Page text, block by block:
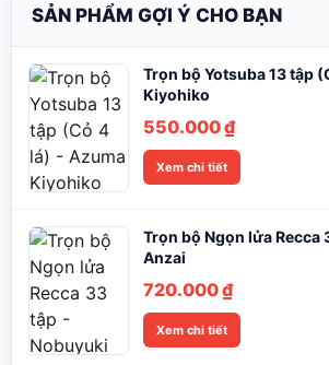
SẢN PHẨM GỢI Ý CHO BẠN
Trọn bộ Yotsuba 13 tập
Kiyohiko
550.000₫
Xem chi tiết
Trọn bộ Ngọn lửa Recca
Anzai
720.000₫
Xem chi tiết